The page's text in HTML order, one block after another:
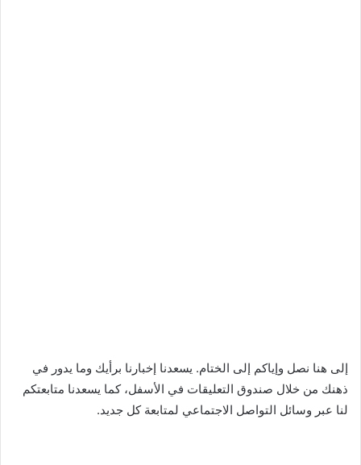
إلى هنا نصل وإياكم إلى الختام. يسعدنا إخبارنا برأيك وما يدور في
ذهنك من خلال صندوق التعليقات في الأسفل، كما يسعدنا متابعتكم
لنا عبر وسائل التواصل الاجتماعي لمتابعة كل جديد.